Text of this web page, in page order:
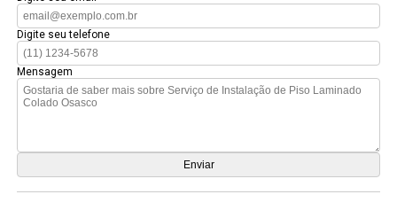
Digite seu telefone
Mensagem